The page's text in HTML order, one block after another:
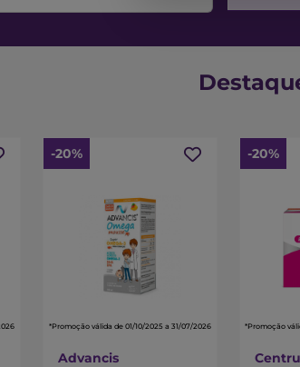
-20%
*Promoção válida de 01/10/2025 a 31/07/2026
Advancis
-20%
*Promoção